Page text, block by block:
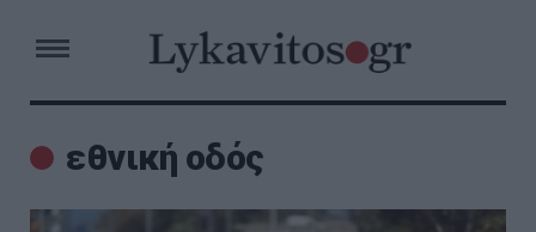
εθνική οδός